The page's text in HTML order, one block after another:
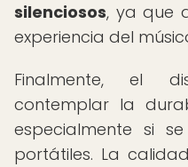
silenciosos, ya que
experiencia del
Finalmente, el
contemplar la
especialmente si
portátiles. La